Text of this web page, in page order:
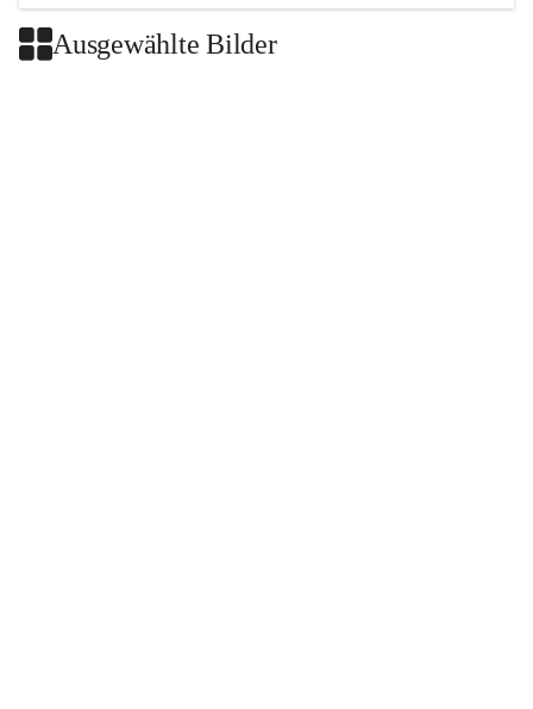
Ausgewählte Bilder